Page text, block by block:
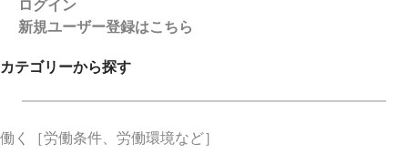
ログイン
新規ユーザー登録はこちら
カテゴリーから探す
働く ［労働条件、労働環境など］